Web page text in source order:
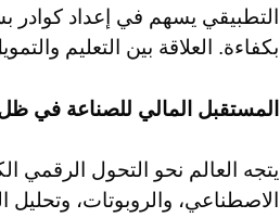
التطبيقي يسهم في إعداد كوادر
بكفاءة. العلاقة بين التعليم
المستقبل المالي للصناعة في
يتجه العالم نحو التحول الرقمي
الاصطناعي، والروبوتات،